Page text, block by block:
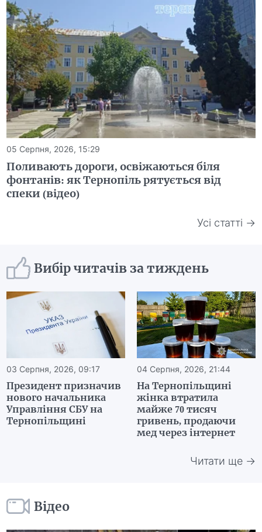
05 Серпня, 2026, 15:29
Поливають дороги, освіжаються біля
фонтанів: як Тернопіль рятується від
спеки (відео)
Усі статті →
Вибір читачів за тиждень
03 Серпня, 2026, 09:17
Президент призначив
нового начальника
Управління СБУ на
Тернопільщині
04 Серпня, 2026, 21:44
На Тернопільщині
жінка втратила
майже 70 тисяч
гривень, продаючи
мед через інтернет
Читати ще →
Відео